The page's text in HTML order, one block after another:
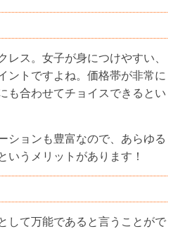
レス。女子が身につけやすい、
ントですよね。価格帯が非常に
も合わせてチョイスできるとい
ションも豊富なので、あらゆる
いうメリットがあります！
して万能であると言うことがで